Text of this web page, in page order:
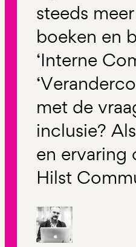
steeds
boeken en
‘Interne
met de
inclusie?
en ervaring
Hilst